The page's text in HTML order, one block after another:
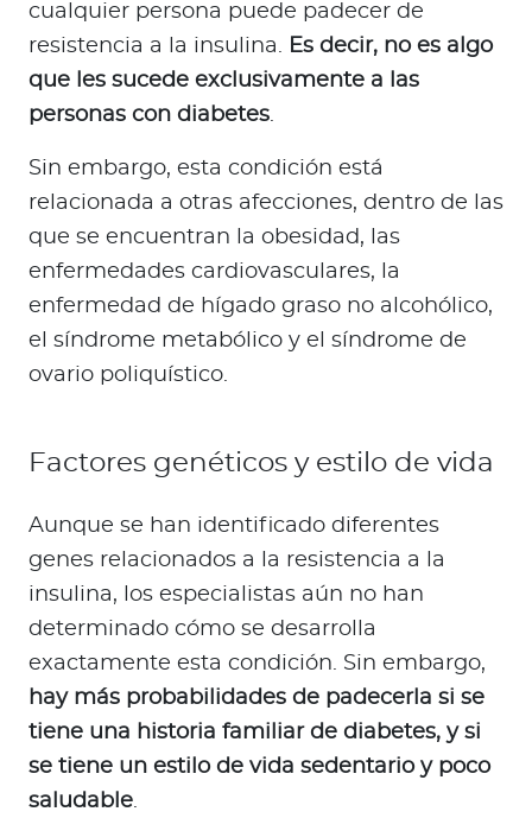
cualquier persona puede padecer de
resistencia a la insulina. Es decir, no es algo
que les sucede exclusivamente a las
personas con diabetes.
Sin embargo, esta condición está
relacionada a otras afecciones, dentro de las
que se encuentran la obesidad, las
enfermedades cardiovasculares, la
enfermedad de hígado graso no alcohólico,
el síndrome metabólico y el síndrome de
ovario poliquístico.
Factores genéticos y estilo de vida
Aunque se han identificado diferentes
genes relacionados a la resistencia a la
insulina, los especialistas aún no han
determinado cómo se desarrolla
exactamente esta condición. Sin embargo,
hay más probabilidades de padecerla si se
tiene una historia familiar de diabetes, y si
se tiene un estilo de vida sedentario y poco
saludable.